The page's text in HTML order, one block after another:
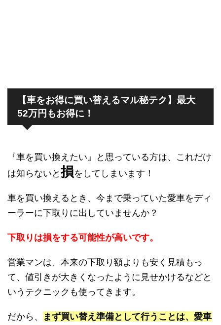
【車をお得に買い替えるマル秘テク】最大
52万円もお得に！
『車を買い換えたい』と思っている方は、これだけ
は知らないと損をしてしまいます！
車を買い換えるとき、今まで乗っていた愛車をディ
ーラーに下取りに出していませんか？
下取りは損をする可能性が高いです。
営業マンは、本来の下取り額よりも安く見積もっ
て、値引きが大きくなったように見せかけるなどと
いうテクニックも使ってきます。
だから、
まず買い替え準備として行うことは、愛車